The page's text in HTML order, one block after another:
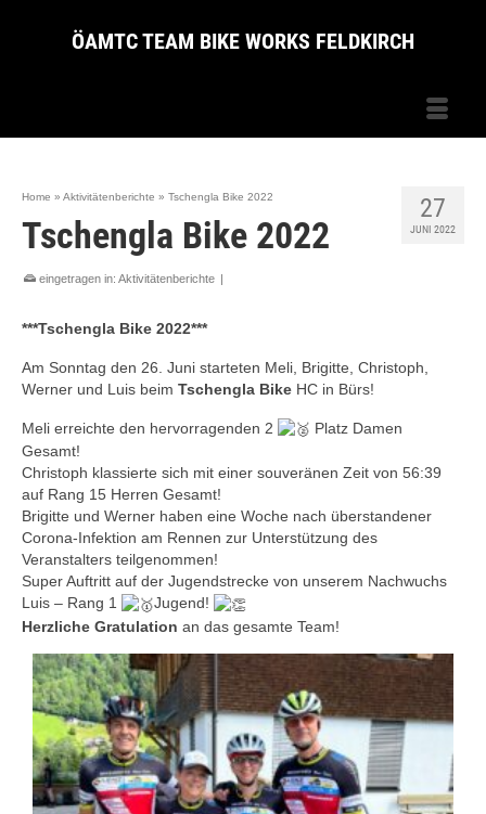
ÖAMTC TEAM BIKE WORKS FELDKIRCH
27
JUNI 2022
Home » Aktivitätenberichte » Tschengla Bike 2022
Tschengla Bike 2022
eingetragen in: Aktivitätenberichte |
***Tschengla Bike 2022***
Am Sonntag den 26. Juni starteten Meli, Brigitte, Christoph,
Werner und Luis beim Tschengla Bike HC in Bürs!
Meli erreichte den hervorragenden 2
Platz Damen
Gesamt!
Christoph klassierte sich mit einer souveränen Zeit von 56:39
auf Rang 15 Herren Gesamt!
Brigitte und Werner haben eine Woche nach überstandener
Corona-Infektion am Rennen zur Unterstützung des
Veranstalters teilgenommen!
Super Auftritt auf der Jugendstrecke von unserem Nachwuchs
Luis – Rang 1
Jugend!
Herzliche Gratulation an das gesamte Team!